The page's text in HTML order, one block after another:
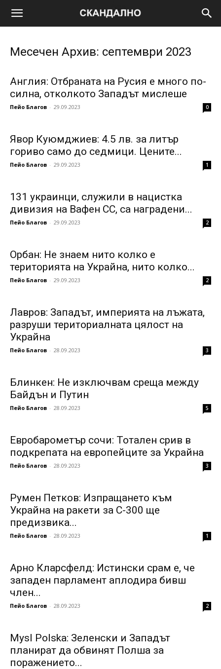
Месечен Архив: септември 2023
Англия: Отбраната на Русия е много по-
силна, отколкото Западът мислеше
Пейо Благов - 29.09.2023 0
Явор Куюмджиев: 4.5 лв. за литър
гориво само до седмици. Цените...
Пейо Благов - 29.09.2023 1
131 украинци, служили в нацистка
дивизия на Вафен СС, са наградени...
Пейо Благов - 29.09.2023 2
Орбан: Не знаем нито колко е
територията на Украйна, нито колко...
Пейо Благов - 29.09.2023 2
Лавров: Западът, империята на лъжата,
разруши териториалната цялост на
Украйна
Пейо Благов - 28.09.2023 3
Блинкен: Не изключвам среща между
Байдън и Путин
Пейо Благов - 28.09.2023 5
Евробарометър сочи: Тотален срив в
подкрепата на европейците за Украйна
Пейо Благов - 28.09.2023 3
Румен Петков: Изпращането към
Украйна на ракети за С-300 ще
предизвика...
Пейо Благов - 28.09.2023 1
Арно Кларсфелд: Истински срам е, че
западен парламент аплодира бивш
член...
Пейо Благов - 28.09.2023 2
Mysl Polska: Зеленски и Западът
планират да обвинят Полша за
поражението...